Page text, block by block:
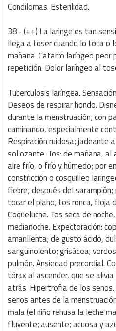
Condilomas. Esterilidad.
38 - (++) La laringe es tan
llega a toser cuando lo toca o
mañana. Catarro laríngeo peor
repetición. Dolor laríngeo al
Tuberculosis laríngea.
Deseos de respirar hondo.
durante la menstruación; con
caminando, especialmente
Respiración ruidosa; jadeante
sollozante. Tos: de mañana, al
aire frío, o frío y húmedo; por
constricción o cosquilleo
fiebre; después del
tocar el piano; tos ronca, floja
Coqueluche. Tos seca de
medianoche. Expectoración:
amarillenta; de gusto ácido,
sanguinolento; grisácea;
pulmón. Ansiedad precordial.
tórax al ascender, que se
atrás. Hipertrofia de los senos.
senos antes de la
mala (el niño rehusa la leche
fluyente; ausente; acuosa y